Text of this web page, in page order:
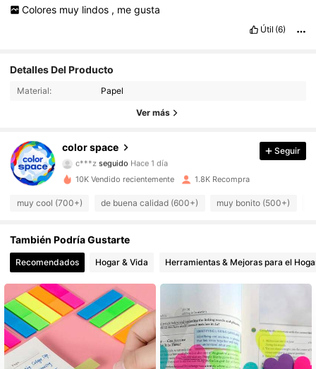
Colores muy lindos , me gusta
Útil (6)
Detalles Del Producto
Material: Papel
Ver más
color space
4,90 306 Seguidores
306 Seguidores
c***zseguido
4,90
306 Seguidores
4,90
4,90 306 Seguidores
4,90 306 Seguidores
4,90 306 Seguidores
4,90 306 Seguidores
Seguir
10K Vendido recientemente 1.8K Recompra
muy cool (700+) de buena calidad (600+) muy bonito (500+)
También Podría Gustarte
Recomendados Hogar & Vida Herramientas & Mejoras para el